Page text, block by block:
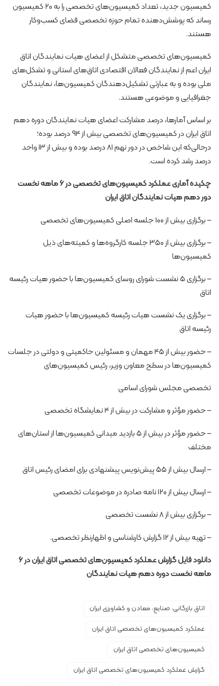
کمیسیون جدید، تعداد کمیسیون‌های تخصصی را به 20 کمیسیون
رساند که پوشش‌دهنده تمام حوزه تخصصی فضای کسب‌وکار
هستند.
کمیسیون‌های تخصصی متشکل از اعضای هیات نمایندگان اتاق
ایران اعم از نمایندگان فعالان اقتصادی اتاق‌های استانی و تشکل‌های
ملی بوده و به عبارتی تشکیل‌دهندگان کمیسیون‌ها، نمایندگان
جغرافیایی و موضوعی هستند.
بر اساس آمارها، درصد مشارکت اعضای هیات نمایندگان دوره دهم
اتاق ایران در کمیسیون‌های تخصصی بیش از 94 درصد بوده؛
درحالی‌که این شاخص در دور نهم 81 درصد بوده و بیش از 13 واحد
درصد رشد کرده است.
چکیده آماری عملکرد کمیسیون‌های تخصصی در 6 ماهه نخست
دور دهمهیات نمایندگان اتاق ایران
– برگزاری بیش از 100 جلسه اصلی کمیسیون‌های تخصصی
– برگزاری بیش از 350 جلسه کارگروه‌ها و کمیته‌های ذیل
کمیسیون‌ها
– برگزاری 5 نشست شورای روسای کمیسیون‌ها با حضور هیات رئیسه
اتاق
– برگزاری یک نشست هیات رئیسه کمیسیون‌ها با حضور هیات
رئیسه اتاق
– حضور بیش از 45 مهمان و مسئولین حاکمیتی و دولتی در جلسات
کمیسیون‌ها در سطح معاون وزیر، رئیس کمیسیون‌های
تخصصی مجلس شورای اسامی
– حضور مؤثر و مشارکت در بیش از 4 نمایشگاه تخصصی
– حضور مؤثر در بیش از 5 بازدید میدانی کمیسیون‌ها از استان‌های
مختلف
– ارسال بیش از 55 پیش‌نویس پیشنهادی برای امضای رئیس اتاق
– ارسال بیش از 120 نامه صادره در موضوعات تخصصی
– برگزاری بیش از 8 نشست تخصصی
– تهیه بیش از 12 گزارش کارشناسی و اظهارنظر تخصصی.
دانلود فایل
گزارش عملکرد کمیسیون‌های تخصصی اتاق ایران در 6
ماهه نخست دوره دهم هیات نمایندگان
اتاق بازرگانی، صنایع، معادن و کشاورزی ایران
عملکرد کمیسیون‌های تخصصی اتاق ایران
کمیسیون‌های تخصصی اتاق ایران
گزارش عملکرد کمیسیون‌های تخصصی اتاق ایران